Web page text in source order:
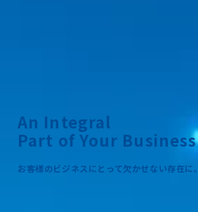
An Integral
Part of Your Business
お客様のビジネスにとって欠かせない存在に。